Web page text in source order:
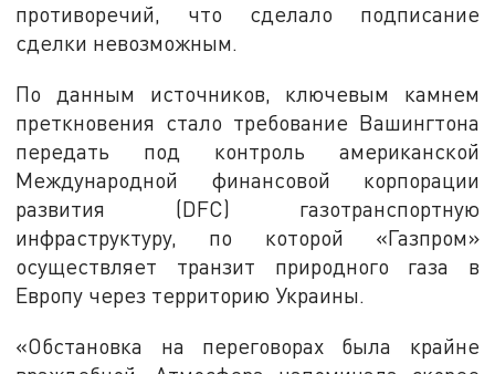
противоречий, что сделало подписание
сделки невозможным.
По данным источников, ключевым камнем
преткновения стало требование Вашингтона
передать под контроль американской
Международной финансовой корпорации
развития (DFC) газотранспортную
инфраструктуру, по которой «Газпром»
осуществляет транзит природного газа в
Европу через территорию Украины.
«Обстановка на переговорах была крайне